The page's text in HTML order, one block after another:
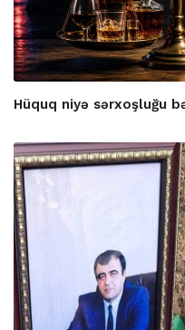
Hüquq niyə sərxoşluğu